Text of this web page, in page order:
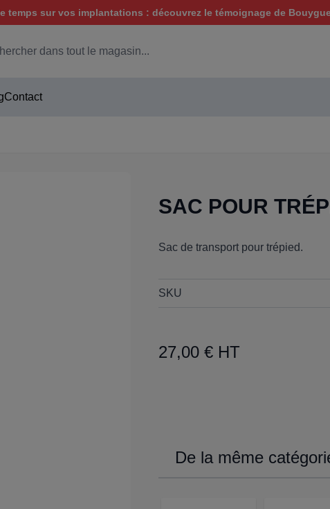
temps sur vos implantations : découvrez le témoignage de
Contact
SAC POUR
Sac de transport pour trépied.
SKU
27,00 € HT
De la même